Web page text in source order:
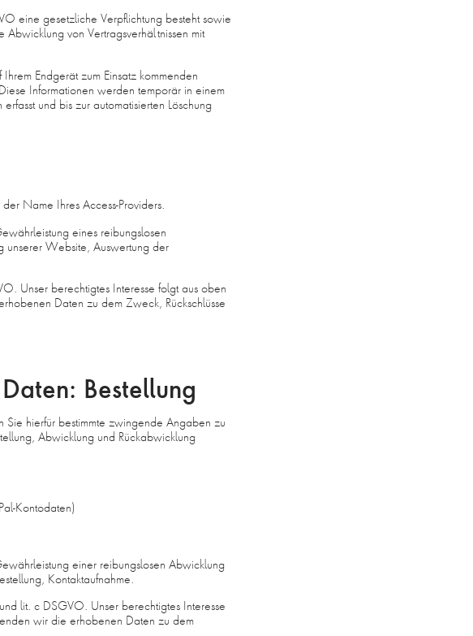
eine gesetzliche Verpflichtung besteht sowie
von Vertragsverhältnissen mit
Endgerät zum Einsatz kommenden
Informationen werden temporär in einem
und bis zur automatisierten Löschung
Name Ihres Access-Providers.
eines reibungslosen
unserer Website, Auswertung der
Unser berechtigtes Interesse folgt aus oben
Daten zu dem Zweck, Rückschlüsse
Bestellung
hierfür bestimmte zwingende Angaben zu
Abwicklung und Rückabwicklung
Kontodaten)
einer reibungslosen Abwicklung
Kontaktaufnahme.
lit. c DSGVO. Unser berechtigtes Interesse
wir die erhobenen Daten zu dem